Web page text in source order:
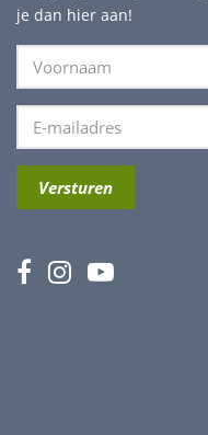
je dan hier aan!